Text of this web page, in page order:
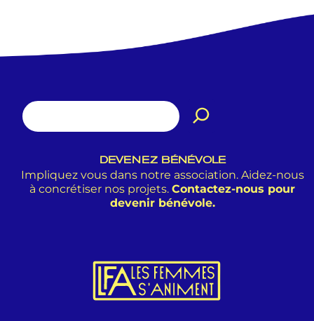
DEVENEZ BÉNÉVOLE
Impliquez vous dans notre association. Aidez-nous
à concrétiser nos projets. Contactez-nous pour
devenir bénévole.